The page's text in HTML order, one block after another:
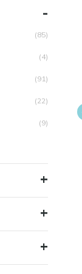
(85)
(4)
(91)
(22)
(9)